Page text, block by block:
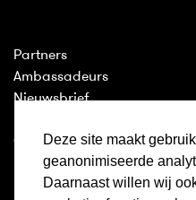
Deze site maakt
geanonimiseerde
Daarnaast willen wij
Partners
Ambassadeurs
Nieuwsbrief
Colofon